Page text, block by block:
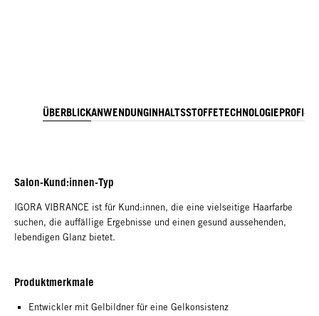
ÜBERBLICKANWENDUNGINHALTSSTOFFETECHNOLOGIEPROFI-
Salon-Kund:innen-Typ
IGORA VIBRANCE ist für Kund:innen, die eine vielseitige Haarfarbe
suchen, die auffällige Ergebnisse und einen gesund aussehenden,
lebendigen Glanz bietet.
Produktmerkmale
Entwickler mit Gelbildner für eine Gelkonsistenz